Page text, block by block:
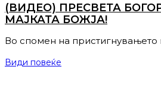
(ВИДЕО) ПРЕСВЕТА
МАЈКАТА БОЖЈА!
Во спомен на пристигнувањето
Види повеќе